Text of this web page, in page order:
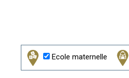
Ecole maternelle